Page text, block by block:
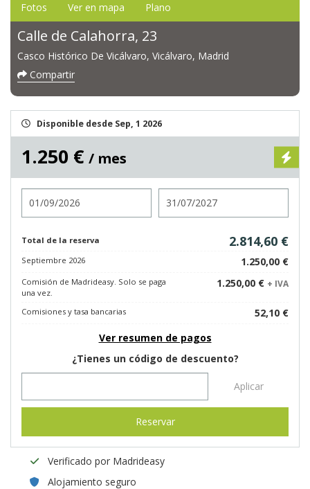
Fotos Ver en mapa Plano
Calle de Calahorra, 23
Casco Histórico De Vicálvaro, Vicálvaro, Madrid
Compartir
Disponible desde Sep, 1 2026
1.250 € / mes
Total de la reserva 2.814,60 €
Septiembre 2026 1.250,00 €
Comisión de Madrideasy. Solo se paga
una vez.
1.250,00 € + IVA
Comisiones y tasa bancarias
52,10 €
Ver resumen de pagos
¿Tienes un código de descuento?
Aplicar
Reservar
Verificado por Madrideasy
Alojamiento seguro